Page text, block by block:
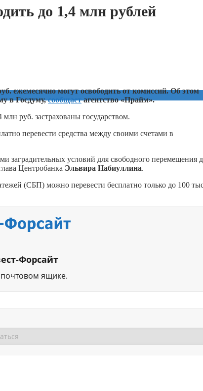
до 1,4 млн рублей
ежемесячно могут освободить от комиссий. Об этом
в Госдуму,сообщаетагентство «Прайм».
руб. застрахованы государством.
перевести средства между своими счетами в
заградительных условий для свободного перемещения
Центробанка Эльвира Набиуллина.
(СБП) можно перевести бесплатно только до 100
Форсайт
ящике.